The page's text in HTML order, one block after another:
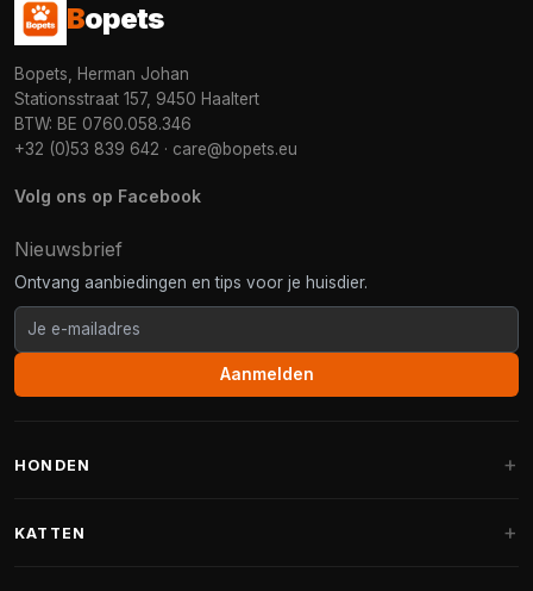
Bopets
Bopets, Herman Johan
Stationsstraat 157, 9450 Haaltert
BTW: BE 0760.058.346
+32 (0)53 839 642 · care@bopets.eu
Volg ons op Facebook
Nieuwsbrief
Ontvang aanbiedingen en tips voor je huisdier.
Aanmelden
HONDEN
KATTEN